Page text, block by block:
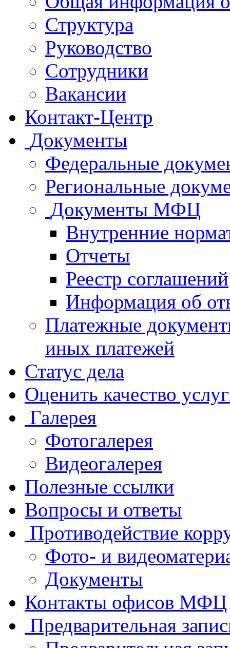
Структура
Руководство
Сотрудники
Вакансии
Контакт-Центр
Документы
Федеральные
Региональные
Документы МФЦ
Внутренние
Отчеты
Реестр соглашений
Информация об
Платежные
иных платежей
Статус дела
Оценить качество
Галерея
Фотогалерея
Видеогалерея
Полезные ссылки
Вопросы и ответы
Противодействие
Фото- и
Документы
Контакты офисов МФЦ
Предварительная